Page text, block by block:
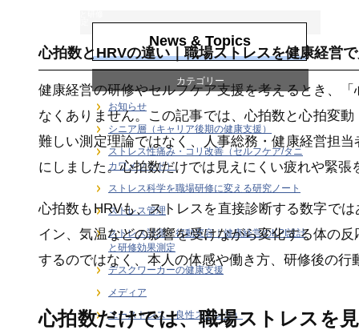
心拍数とHRVの違い｜職場ストレスを健康経営
健康経営の研修やセルフケア支援を考えるとき、
なくありません。この記事では、心拍数と心拍変
難しい測定理論ではなく、人事総務・健康経営担
にしました。心拍数だけでは見えにくい疲れや緊
心拍数もHRVも、ストレスを直接診断する数字で
イン、気温などの影響を受けながら変化する体の
するのではなく、本人の体感や働き方、研修後の
心拍数だけでは、職場ストレスを
News & Topics
カテゴリー
お知らせ
シニア層（キャリア後期の健康支援）
ストレス性痛み・コリ改善（セルフケア/タニ
カワメソッド）
ストレス科学を職場研修に変える研究ノート
ストレス管理
ストレス計測・行動変容｜健康経営のKPI設計
と研修効果測定
デスクワーカーの健康支援
メディア
ユーストレス（良性ストレス）